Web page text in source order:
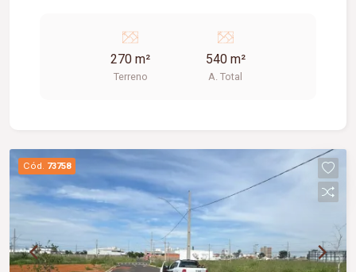
270 m²
Terreno
540 m²
A. Total
Cód. 73758